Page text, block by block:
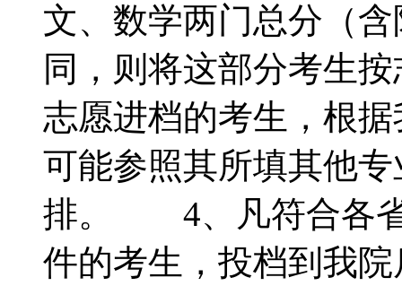
文、数学两门总分（
同，则将这部分考生
志愿进档的考生，根
可能参照其所填其他
排。 4、凡符合各省
件的考生，投档到我